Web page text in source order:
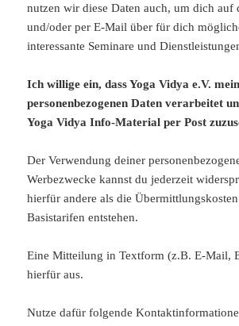
nutzen wir diese Daten auch, um dich auf
und/oder per E-Mail über für dich
interessante Seminare und
Ich willige ein, dass Yoga Vidya e.V.
personenbezogenen Daten verarbeitet
Yoga Vidya Info-Material per Post
Der Verwendung deiner
Werbezwecke kannst du jederzeit
hierfür andere als die
Basistarifen entstehen.
Eine Mitteilung in Textform (z.B. E-Mail,
hierfür aus.
Nutze dafür folgende